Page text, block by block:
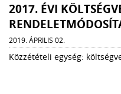
2017. ÉVI
2019. ÁPRILIS 02.
Közzétételi egység: